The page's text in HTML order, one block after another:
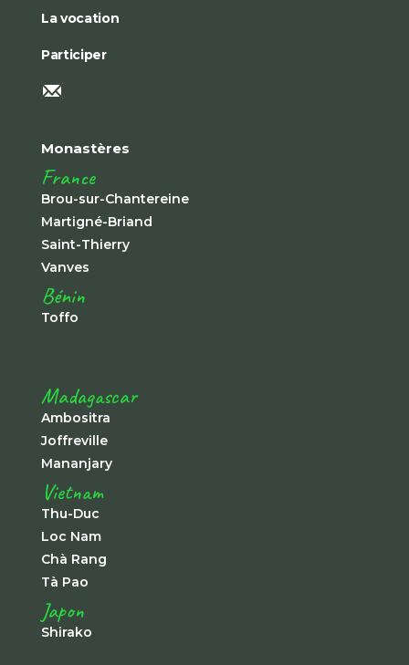
La vocation
Participer
Monastères
France
Brou-sur-Chantereine
Martigné-Briand
Saint-Thierry
Vanves
Bénin
Toffo
Madagascar
Ambositra
Joffreville
Mananjary
Vietnam
Thu-Duc
Loc Nam
Chà Rang
Tà Pao
Japon
Shirako